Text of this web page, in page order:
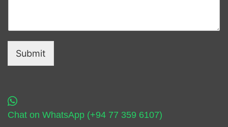
Submit
Chat on WhatsApp (+94 77 359 6107)